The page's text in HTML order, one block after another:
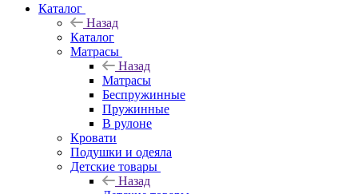
Каталог
Назад
Каталог
Матрасы
Назад
Матрасы
Беспружинные
Пружинные
В рулоне
Кровати
Подушки и одеяла
Детские товары
Назад